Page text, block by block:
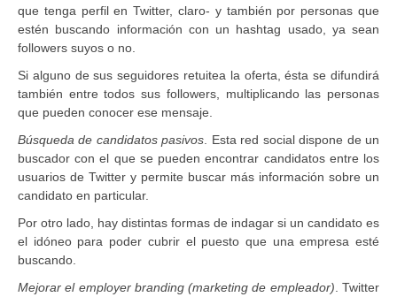
que tenga perfil en Twitter, claro- y también por personas que
estén buscando información con un hashtag usado, ya sean
followers suyos o no.
Si alguno de sus seguidores retuitea la oferta, ésta se difundirá
también entre todos sus followers, multiplicando las personas
que pueden conocer ese mensaje.
Búsqueda de candidatos pasivos . Esta red social dispone de un
buscador con el que se pueden encontrar candidatos entre los
usuarios de Twitter y permite buscar más información sobre un
candidato en particular.
Por otro lado, hay distintas formas de indagar si un candidato es
el idóneo para poder cubrir el puesto que una empresa esté
buscando.
Mejorar el employer branding (marketing de empleador) . Twitter